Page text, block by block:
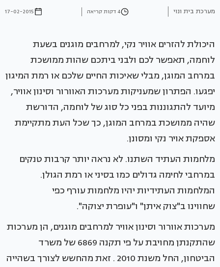
מערכת בית ונוי 4 דקות קריאה 17-02-2015
היכולת להזרים אוויר נקי, למרחבים מוגנים בשעת
לוחמה, תאפשר לכם ולבני ביתכם שהות ממושכת
במרחב המוגן, מבלי שאיכות החיים שלכם או רמת המיגון
יפגעו. הפתרון שמעניקות מערכות האוורור וסינון אוויר,
מיועד להתגוננות בפני כל סוג של לוחמה, הדורשת
שהיה ממושכת במרחב המוגן, כך שכל העת מתקיימת
אספקת אויר נקי ומסונן.
מלחמות העתיד השתנו. לא נראה יותר קרבות טנקים
במרחבי לחימה גדולים כמו בסיני או רמת הגולן.
המלחמות העתידיות יהיו מלחמות עורף כפי
שחווינו ב"צוק איתן" ו"עופרת יצוקה".
מערכות אוורור וסינון אוויר למרחבים מוגנים, הן מערכות
שהתקנתן מחויבת על פי תקנה 6869 של משרד
הביטחון, החל משנת 2010 . זאת מהחשש לצורך בשהייה